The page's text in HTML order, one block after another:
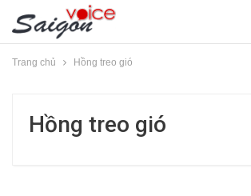
Trang chủ Hồng treo gió
Hồng treo gió